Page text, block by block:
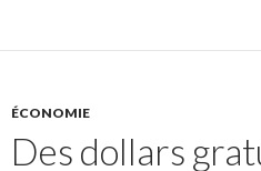
ÉCONOMIE
Des dollars